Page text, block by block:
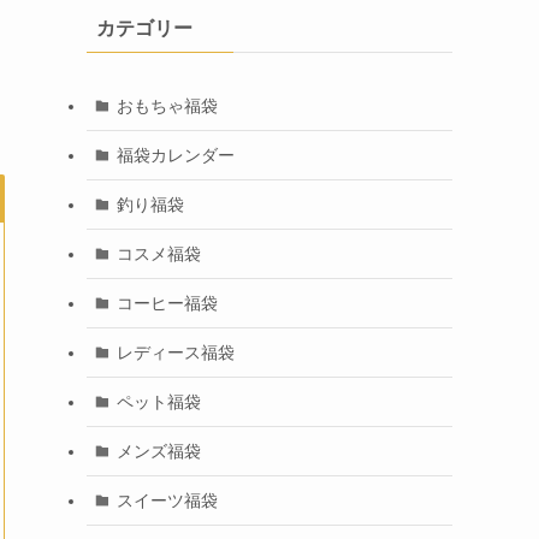
カテゴリー
おもちゃ福袋
福袋カレンダー
釣り福袋
コスメ福袋
コーヒー福袋
レディース福袋
ペット福袋
メンズ福袋
スイーツ福袋